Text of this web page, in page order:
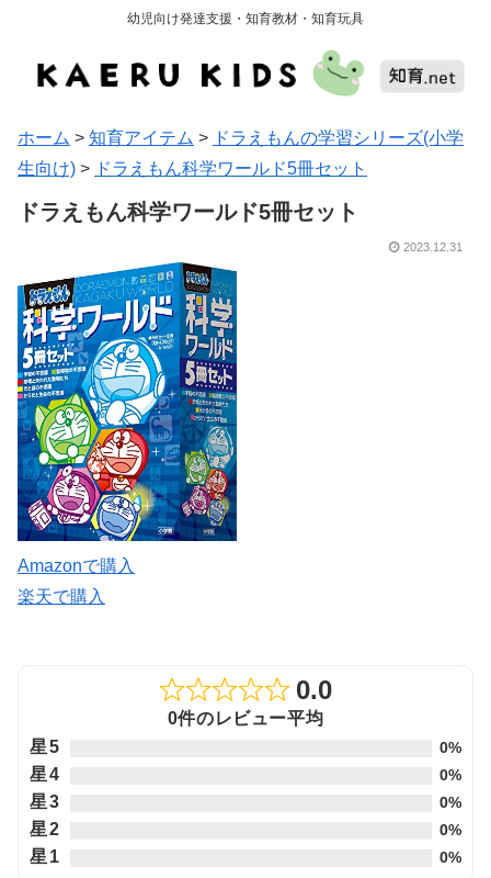
幼児向け発達支援・知育教材・知育玩具
ホーム > 知育アイテム > ドラえもんの学習シリーズ(小学
生向け) > ドラえもん科学ワールド5冊セット
ドラえもん科学ワールド5冊セット
2023.12.31
Amazonで購入
楽天で購入
Rated
0.0
0件のレビュー平均
星5
0%
星4 0%
星3 0%
星2 0%
星1 0%